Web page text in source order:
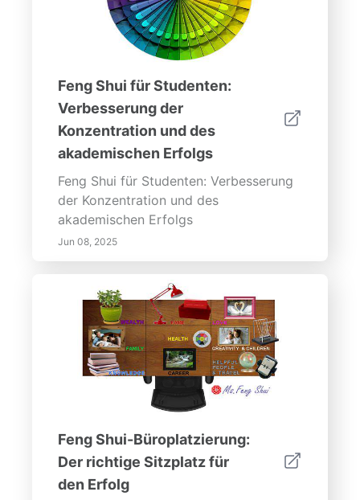
Feng Shui für Studenten:
Verbesserung der
Konzentration und des
akademischen Erfolgs
Feng Shui für Studenten: Verbesserung
der Konzentration und des
akademischen Erfolgs
Jun 08, 2025
Feng Shui-Büroplatzierung:
Der richtige Sitzplatz für
den Erfolg